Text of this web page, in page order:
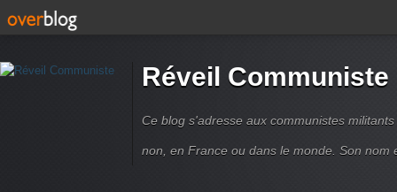
Réveil Communiste
Ce blog s'adresse aux communistes
non, en France ou dans le monde. Son nom